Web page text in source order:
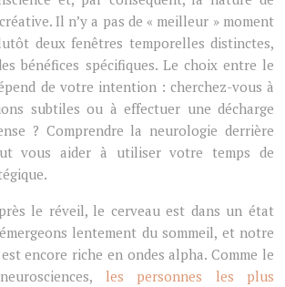
Il n’y a pas de « meilleur » moment
deux fenêtres temporelles distinctes,
bénéfices spécifiques. Le choix entre le
de votre intention : cherchez-vous à
subtiles ou à effectuer une décharge
? Comprendre la neurologie derrière
vous aider à utiliser votre temps de
le réveil, le cerveau est dans un état
lentement du sommeil, et notre
encore riche en ondes alpha. Comme le
les personnes les plus